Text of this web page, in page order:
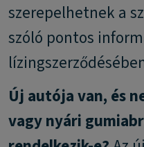
szerepelhetnek a
szóló pontos
Új autója van, és
vagy nyári